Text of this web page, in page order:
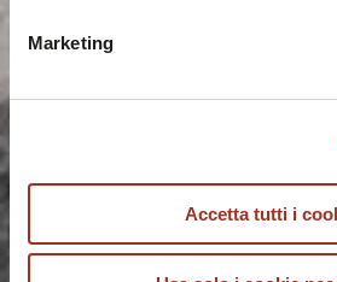
Marketing
Accetta tutti i